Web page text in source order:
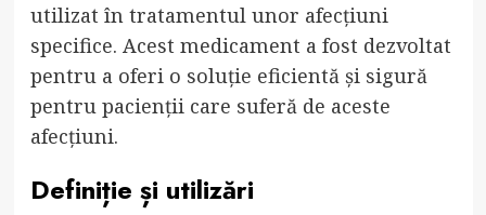
utilizat în tratamentul unor afecțiuni
specifice. Acest medicament a fost dezvoltat
pentru a oferi o soluție eficientă și sigură
pentru pacienții care suferă de aceste
afecțiuni.
Definiție și utilizări